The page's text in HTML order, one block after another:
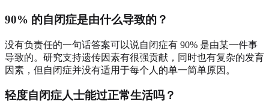
90% 的自闭症是由什么导致的？
没有负责任的一句话答案可以说自闭症有 90% 是由某一件事
导致的。研究支持遗传因素有很强贡献，同时也有复杂的发育
因素，但自闭症并没有适用于每个人的单一简单原因。
轻度自闭症人士能过正常生活吗？